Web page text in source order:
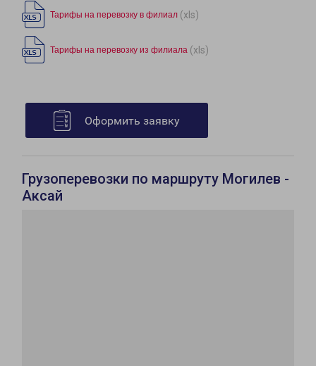
Тарифы на перевозку в филиал (xls)
Тарифы на перевозку из филиала (xls)
Оформить заявку
Грузоперевозки по маршруту Могилев -
Аксай